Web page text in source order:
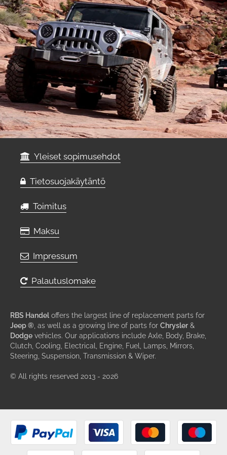
Yleiset sopimusehdot
Tietosuojakäytäntö
Toimitus
Maksu
Impressum
Palautuslomake
RBS Handel offers the largest line of replacement parts for
Jeep ® , as well as a growing line of parts for Chrysler &
Dodge vehicles. Our applications include Axle, Body, Brake,
Clutch, Cooling, Electrical, Engine, Fuel, Lamps, Mirrors,
Steering, Suspension, Transmission & Wiper.
© All rights reserved 2013 - 2026